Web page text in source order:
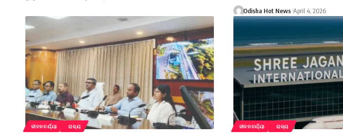
Odisha Hot News April 4, 2026
ଜୀବନଚର୍ଯ୍ୟା ରାଜ୍ୟ ଜୀବନଚର୍ଯ୍ୟା ରାଜ୍ୟ